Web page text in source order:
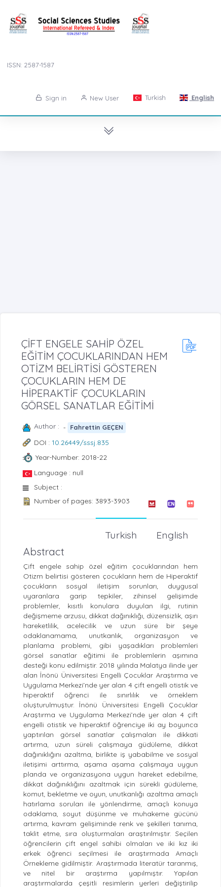
ISSN: 2587-1587
Sign in New User Turkish English
ÇİFT ENGELE SAHİP ÖZEL
EĞİTİM ÇOCUKLARINDAN HEM
OTİZM BELİRTİSİ GÖSTEREN
ÇOCUKLARIN HEM DE
HİPERAKTİF ÇOCUKLARIN
GÖRSEL SANATLAR EĞİTİMİ
Author : - Fahrettin GEÇEN
DOI : 10.26449/sssj.835
Year-Number: 2018-22
Language : null
Subject :
Number of pages: 3893-3903
English
Turkish
Abstract
Çift engele sahip özel eğitim çocuklarından hem
Otizm belirtisi gösteren çocukların hem de Hiperaktif
çocukların sosyal iletişim sorunları, duygusal
uyaranlara garip tepkiler, zihinsel gelişimde
problemler, kısıtlı konulara duyulan ilgi, rutinin
değişmeme arzusu, dikkat dağınıklığı, düzensizlik, aşırı
hareketlilik, acelecilik ve uzun süre bir şeye
odaklanamama, unutkanlık, organizasyon ve
planlama problemi, gibi yaşadıkları problemleri
görsel sanatlar eğitimi ile problemlerin aşımına
desteği konu edilmiştir. 2018 yılında Malatya ilinde yer
alan İnönü Üniversitesi Engelli Çocuklar Araştırma ve
Uygulama Merkezi’nde yer alan 4 çift engelli otistik ve
hiperaktif öğrenci ile sınırlılık ve örneklem
oluşturulmuştur. İnönü Üniversitesi Engelli Çocuklar
Araştırma ve Uygulama Merkezi’nde yer alan 4 çift
engelli otistik ve hiperaktif öğrenciye iki ay boyunca
yaptırılan görsel sanatlar çalışmaları ile dikkati
artırma, uzun süreli çalışmaya güdüleme, dikkat
dağınıklığını azaltma, birlikte iş yababilme ve sosyal
iletişimi arttırma, aşama aşama çalışmaya uygun
planda ve organizasyona uygun hareket edebilme,
dikkat dağınıklığını azaltmak için sürekli güdüleme,
komut, bekletme ve oyun, unutkanlığı azaltma amaçlı
hatırlama soruları ile yönlendirme, amaçlı konuya
odaklama, soyut düşünme ve muhakeme gücünü
artırma, kavram gelişiminde renk ve şekilleri tanıma,
taklit etme, sıra oluşturmaları araştırılmıştır. Seçilen
öğrencilerin çift engel sahibi olmaları ve iki kız iki
erkek öğrenci seçilmesi ile araştırmada Amaçlı
Örnekleme gidilmiştir. Araştırmada literatür taranmış,
ve nitel bir araştırma yapılmıştır. Yapılan
araştırmalarda çeşitli resimlerin yerleri değiştirilip